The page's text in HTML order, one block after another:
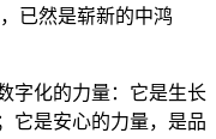
已然是崭新的中鸿
字化的力量：它是生长
它是安心的力量，是品